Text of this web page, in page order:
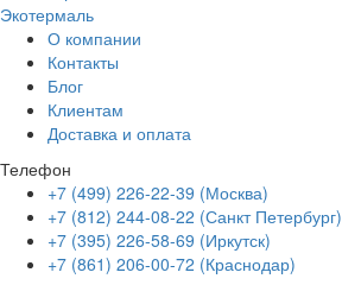
Экотермаль
О компании
Контакты
Блог
Клиентам
Доставка и оплата
Телефон
+7 (499) 226-22-39 (Москва)
+7 (812) 244-08-22 (Санкт Петербург)
+7 (395) 226-58-69 (Иркутск)
+7 (861) 206-00-72 (Краснодар)